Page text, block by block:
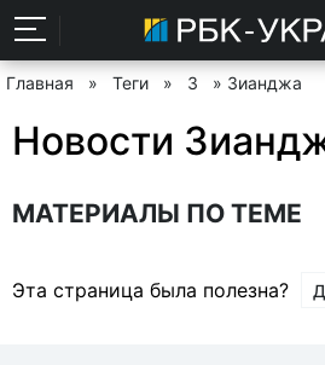
Главная » Теги » З » Зианджа
Новости
МАТЕРИАЛЫ ПО ТЕМЕ
Эта страница была полезна?